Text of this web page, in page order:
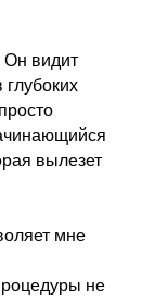
видит
вылезет
мне
не